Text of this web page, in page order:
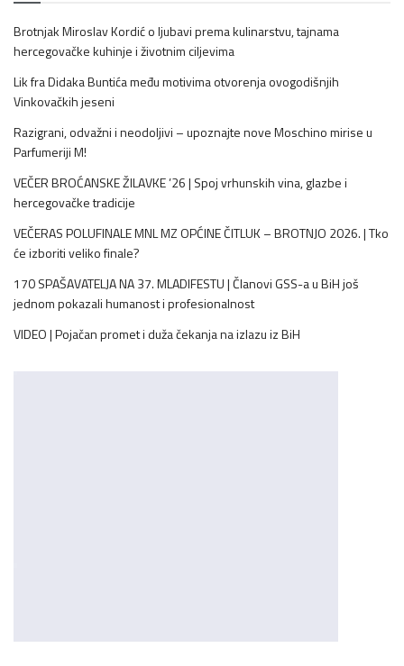
Brotnjak Miroslav Kordić o ljubavi prema kulinarstvu, tajnama
hercegovačke kuhinje i životnim ciljevima
Lik fra Didaka Buntića među motivima otvorenja ovogodišnjih
Vinkovačkih jeseni
Razigrani, odvažni i neodoljivi – upoznajte nove Moschino mirise u
Parfumeriji M!
VEČER BROĆANSKE ŽILAVKE ’26 | Spoj vrhunskih vina, glazbe i
hercegovačke tradicije
VEČERAS POLUFINALE MNL MZ OPĆINE ČITLUK – BROTNJO 2026. | Tko
će izboriti veliko finale?
170 SPAŠAVATELJA NA 37. MLADIFESTU | Članovi GSS-a u BiH još
jednom pokazali humanost i profesionalnost
VIDEO | Pojačan promet i duža čekanja na izlazu iz BiH